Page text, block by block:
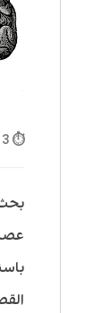
⏱ 3 دقائق قراءة